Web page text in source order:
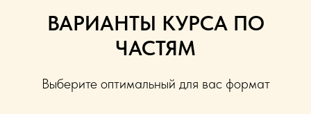
ВАРИАНТЫ КУРСА ПО
ЧАСТЯМ
Выберите оптимальный для вас формат